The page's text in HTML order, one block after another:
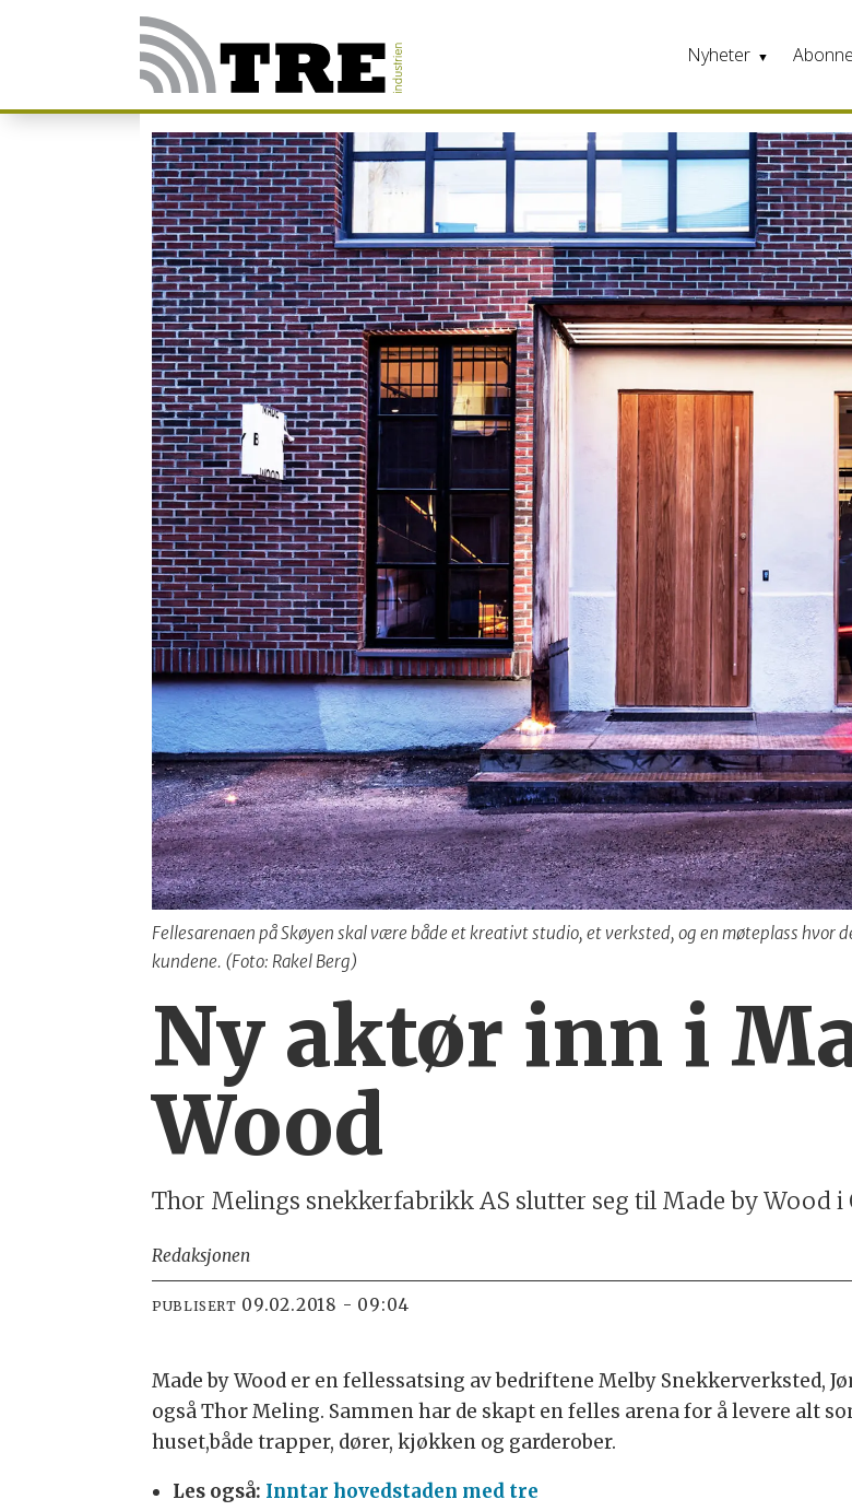
Nyheter
Fellesarenaen på Skøyen skal være både et kreativt studio, et verksted, og en møteplass
kundene. (Foto: Rakel Berg)
Ny aktør inn i
Wood
Thor Melings snekkerfabrikk AS slutter seg til Made by Wood i
Redaksjonen
PUBLISERT 09.02.2018 - 09:04
Made by Wood er en fellessatsing av bedriftene Melby Snekkerverksted,
også Thor Meling. Sammen har de skapt en felles arena for å levere alt
huset,både trapper, dører, kjøkken og garderober.
Les også: Inntar hovedstaden med tre